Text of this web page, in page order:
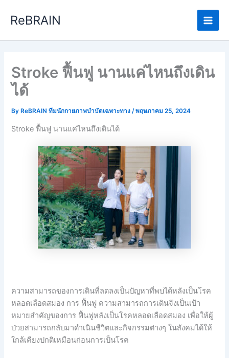
ReBRAIN
Main
Stroke ฟื้นฟู นานแค่ไหนถึงเดิน
ได้
ByReBRAIN ทีมนักกายภาพบำบัดเฉพาะทาง /พฤษภาคม 25, 2024
Stroke ฟื้นฟู นานแค่ไหนถึงเดินได้
ความสามารถของการเดินที่ลดลงเป็นปัญหาที่พบได้หลังเป็นโรค
หลอดเลือดสมอง การ ฟื้นฟู ความสามารถการเดินจึงเป็นเป้า
หมายสำคัญของการ ฟื้นฟูหลังเป็นโรคหลอดเลือดสมอง เพื่อให้ผู้
ป่วยสามารถกลับมาดำเนินชีวิตและกิจกรรมต่างๆ ในสังคมได้ให้
ใกล้เคียงปกติเหมือนก่อนการเป็นโรค